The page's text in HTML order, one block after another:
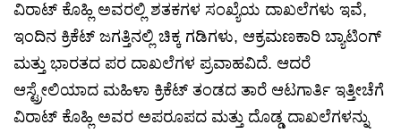
ವಿರಾಟ್ ಕೊಹ್ಲಿ ಅವರಲ್ಲಿ ಶತಕಗಳ ಸಂಖ್ಯೆಯ ದಾಖಲೆಗಳು ಇವೆ,
ಇಂದಿನ ಕ್ರಿಕೆಟ್ ಜಗತ್ತಿನಲ್ಲಿ ಚಿಕ್ಕ ಗಡಿಗಳು, ಆಕ್ರಮಣಕಾರಿ ಬ್ಯಾಟಿಂಗ್
ಮತ್ತು ಭಾರತದ ಪರ ದಾಖಲೆಗಳ ಪ್ರವಾಹವಿದೆ. ಆದರೆ
ಆಸ್ಟ್ರೇಲಿಯಾದ ಮಹಿಳಾ ಕ್ರಿಕೆಟ್ ತಂಡದ ತಾರೆ ಆಟಗಾರ್ತಿ ಇತ್ತೀಚೆಗೆ
ವಿರಾಟ್ ಕೊಹ್ಲಿ ಅವರ ಅಪರೂಪದ ಮತ್ತು ದೊಡ್ಡ ದಾಖಲೆಗಳನ್ನು